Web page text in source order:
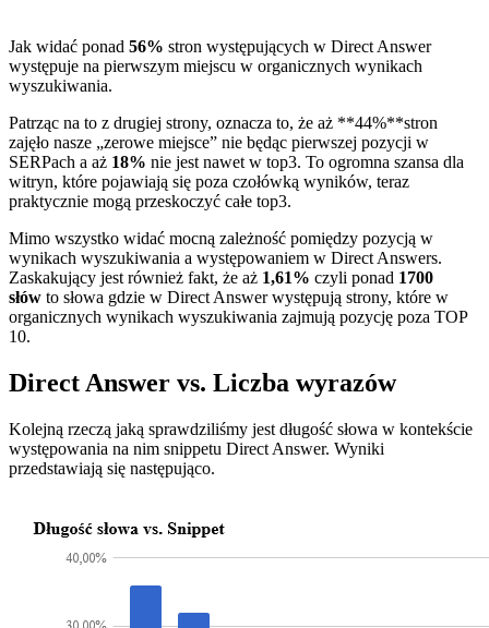
Jak widać ponad 56% stron występujących w Direct Answer
występuje na pierwszym miejscu w organicznych wynikach
wyszukiwania.
Patrząc na to z drugiej strony, oznacza to, że aż **44%**stron
zajęło nasze „zerowe miejsce” nie będąc pierwszej pozycji w
SERPach a aż 18% nie jest nawet w top3. To ogromna szansa dla
witryn, które pojawiają się poza czołówką wyników, teraz
praktycznie mogą przeskoczyć całe top3.
Mimo wszystko widać mocną zależność pomiędzy pozycją w
wynikach wyszukiwania a występowaniem w Direct Answers.
Zaskakujący jest również fakt, że aż 1,61% czyli ponad 1700
słów to słowa gdzie w Direct Answer występują strony, które w
organicznych wynikach wyszukiwania zajmują pozycję poza TOP
10.
Direct Answer vs. Liczba wyrazów
Kolejną rzeczą jaką sprawdziliśmy jest długość słowa w kontekście
występowania na nim snippetu Direct Answer. Wyniki
przedstawiają się następująco.